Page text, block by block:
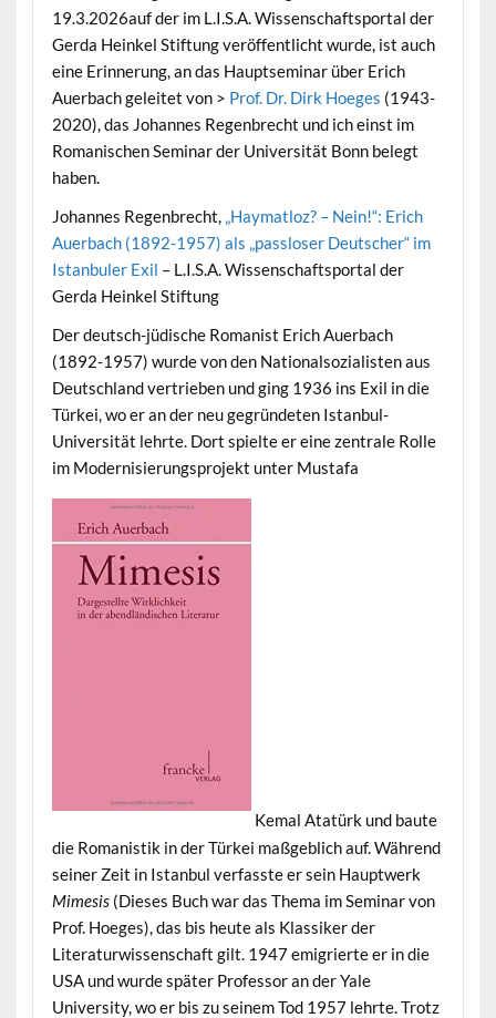
19.3.2026auf der im L.I.S.A. Wissenschaftsportal der
Gerda Heinkel Stiftung veröffentlicht wurde, ist auch
eine Erinnerung, an das Hauptseminar über Erich
Auerbach geleitet von > Prof. Dr. Dirk Hoeges (1943-
2020), das Johannes Regenbrecht und ich einst im
Romanischen Seminar der Universität Bonn belegt
haben.
Johannes Regenbrecht, „Haymatloz? – Nein!“: Erich
Auerbach (1892-1957) als „passloser Deutscher“ im
Istanbuler Exil – L.I.S.A. Wissenschaftsportal der
Gerda Heinkel Stiftung
Der deutsch-jüdische Romanist Erich Auerbach
(1892-1957) wurde von den Nationalsozialisten aus
Deutschland vertrieben und ging 1936 ins Exil in die
Türkei, wo er an der neu gegründeten Istanbul-
Universität lehrte. Dort spielte er eine zentrale Rolle
im Modernisierungsprojekt unter Mustafa
Kemal Atatürk und baute
die Romanistik in der Türkei maßgeblich auf. Während
seiner Zeit in Istanbul verfasste er sein Hauptwerk
Mimesis(Dieses Buch war das Thema im Seminar von
Prof. Hoeges), das bis heute als Klassiker der
Literaturwissenschaft gilt. 1947 emigrierte er in die
USA und wurde später Professor an der Yale
University, wo er bis zu seinem Tod 1957 lehrte. Trotz